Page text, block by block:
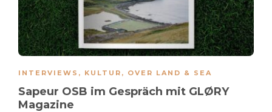
INTERVIEWS , KULTUR , OVER LAND & SEA
Sapeur OSB im Gespräch mit GLØRY
Magazine